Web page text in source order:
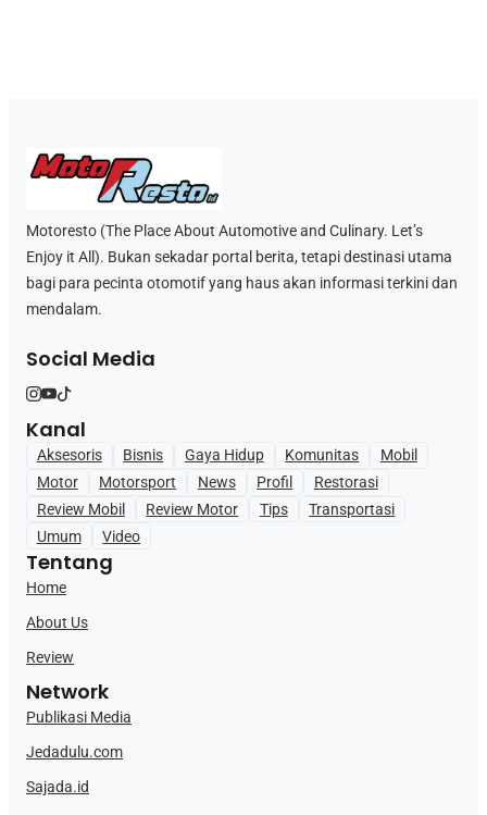
Motoresto (The Place About Automotive and Culinary. Let’s
Enjoy it All). Bukan sekadar portal berita, tetapi destinasi utama
bagi para pecinta otomotif yang haus akan informasi terkini dan
mendalam.
Social Media
Kanal
Aksesoris Bisnis Gaya Hidup Komunitas
Mobil
Motor
Motorsport News Profil
Restorasi
Review Mobil
Review Motor Tips
Transportasi
Umum
Video
Tentang
Home
About Us
Review
Network
Publikasi Media
Jedadulu.com
Sajada.id